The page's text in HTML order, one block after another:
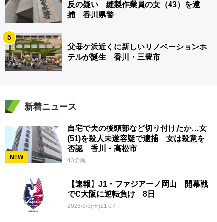
反の疑い 縫製作業員の女（43）を逮
捕 香川県警
5
父母ケ浜近くに新しいリノベーションホ
テルが誕生 香川・三豊市
新着ニュース
NEW
自宅で夫の後頭部など切り付けたか…女
(51)を殺人未遂容疑で逮捕 女は殺意を
否認 香川・高松市
43分前
【速報】J1・ファジアーノ岡山 開幕戦
でC大阪に逆転負け 8日
2026/8/8(土)21:07